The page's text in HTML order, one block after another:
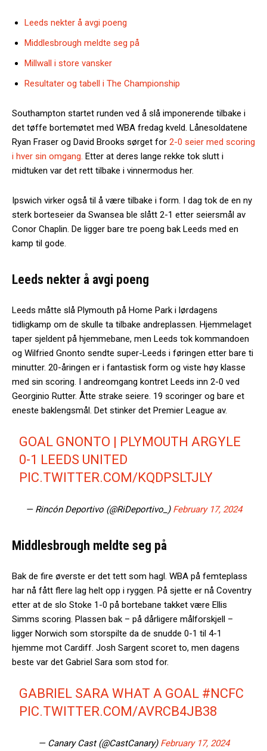
Leeds nekter å avgi poeng
Middlesbrough meldte seg på
Millwall i store vansker
Resultater og tabell i The Championship
Southampton startet runden ved å slå imponerende tilbake i
det tøffe bortemøtet med WBA fredag kveld. Lånesoldatene
Ryan Fraser og David Brooks sørget for 2-0 seier med scoring
i hver sin omgang. Etter at deres lange rekke tok slutt i
midtuken var det rett tilbake i vinnermodus her.
Ipswich virker også til å være tilbake i form. I dag tok de en ny
sterk borteseier da Swansea ble slått 2-1 etter seiersmål av
Conor Chaplin. De ligger bare tre poeng bak Leeds med en
kamp til gode.
Leeds nekter å avgi poeng
Leeds måtte slå Plymouth på Home Park i lørdagens
tidligkamp om de skulle ta tilbake andreplassen. Hjemmelaget
taper sjeldent på hjemmebane, men Leeds tok kommandoen
og Wilfried Gnonto sendte super-Leeds i føringen etter bare ti
minutter. 20-åringen er i fantastisk form og viste høy klasse
med sin scoring. I andreomgang kontret Leeds inn 2-0 ved
Georginio Rutter. Åtte strake seiere. 19 scoringer og bare et
eneste baklengsmål. Det stinker det Premier League av.
GOAL GNONTO | PLYMOUTH ARGYLE
0-1 LEEDS UNITED
PIC.TWITTER.COM/KQDPSLTJLY
— Rincón Deportivo (@RiDeportivo_) February 17, 2024
Middlesbrough meldte seg på
Bak de fire øverste er det tett som hagl. WBA på femteplass
har nå fått flere lag helt opp i ryggen. På sjette er nå Coventry
etter at de slo Stoke 1-0 på bortebane takket være Ellis
Simms scoring. Plassen bak – på dårligere målforskjell –
ligger Norwich som storspilte da de snudde 0-1 til 4-1
hjemme mot Cardiff. Josh Sargent scoret to, men dagens
beste var det Gabriel Sara som stod for.
GABRIEL SARA WHAT A GOAL #NCFC
PIC.TWITTER.COM/AVRCB4JB38
— Canary Cast (@CastCanary) February 17, 2024